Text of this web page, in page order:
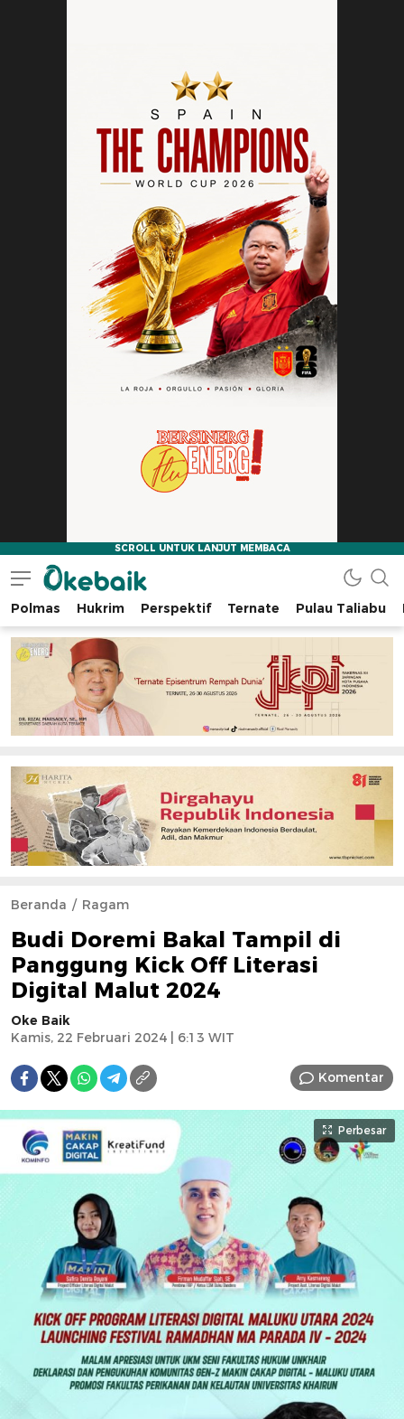
Okebaik.id
Baiknya Dibaca
Polmas Hukrim Perspektif Ternate Pulau Taliabu
Beranda Ragam
Budi Doremi Bakal Tampil di
Panggung Kick Off Literasi
Digital Malut 2024
Oke Baik
Kamis, 22 Februari 2024 | 6:13 WIT
Komentar
Perbesar